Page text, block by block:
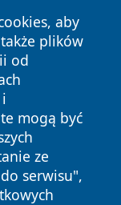
aby
także plików
od
mogą być
ze
serwisu",
zastrzeżone.
Polityka
Cookies